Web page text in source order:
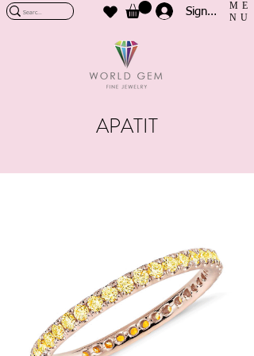
Sign In
ME
NU
APATIT